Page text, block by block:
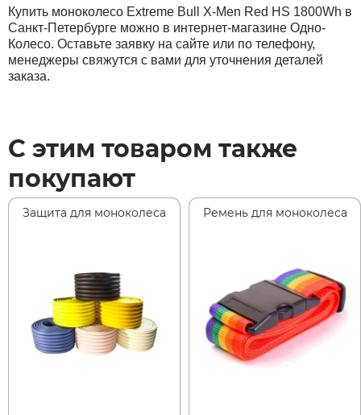
Купить моноколесо Extreme Bull X-Men Red HS 1800Wh в
Санкт-Петербурге можно в интернет-магазине Одно-
Колесо. Оставьте заявку на сайте или по телефону,
менеджеры свяжутся с вами для уточнения деталей
заказа.
С этим товаром также
покупают
Защита для моноколеса Ремень для моноколеса